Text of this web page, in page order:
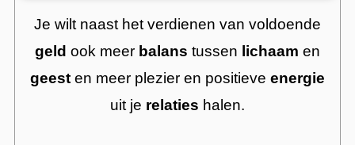
Je wilt naast het verdienen van voldoende
geld ook meer balans tussen lichaam en
geest en meer plezier en positieve energie
uit je relaties halen.